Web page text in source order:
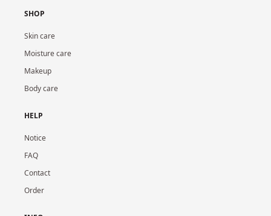
SHOP
Skin care
Moisture care
Makeup
Body care
HELP
Notice
FAQ
Contact
Order